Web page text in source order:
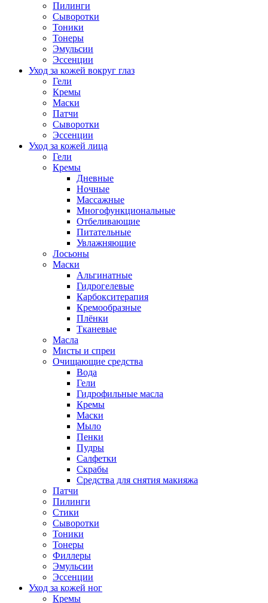
Пилинги
Сыворотки
Тоники
Тонеры
Эмульсии
Эссенции
Уход за кожей вокруг глаз
Гели
Кремы
Маски
Патчи
Сыворотки
Эссенции
Уход за кожей лица
Гели
Кремы
Дневные
Ночные
Массажные
Многофункциональные
Отбеливающие
Питательные
Увлажняющие
Лосьоны
Маски
Альгинатные
Гидрогелевые
Карбокситерапия
Кремообразные
Плёнки
Тканевые
Масла
Мисты и спреи
Очищающие средства
Вода
Гели
Гидрофильные масла
Кремы
Маски
Мыло
Пенки
Пудры
Салфетки
Скрабы
Средства для снятия макияжа
Патчи
Пилинги
Стики
Сыворотки
Тоники
Тонеры
Филлеры
Эмульсии
Эссенции
Уход за кожей ног
Кремы